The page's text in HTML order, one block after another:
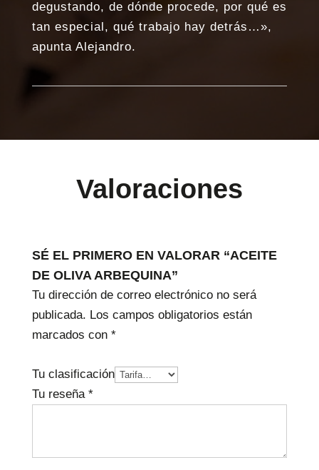
degustando, de dónde procede, por qué es
tan especial, qué trabajo hay detrás…»,
apunta Alejandro.
Valoraciones
SÉ EL PRIMERO EN VALORAR “ACEITE
DE OLIVA ARBEQUINA”
Tu dirección de correo electrónico no será
publicada. Los campos obligatorios están
marcados con *
Tu clasificación
Tu reseña *